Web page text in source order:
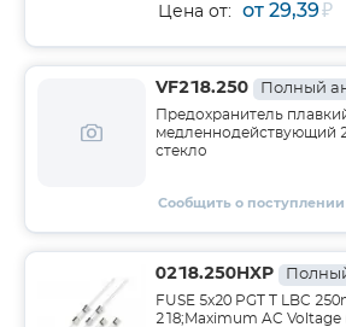
Цена от: от 29,39₽
VF218.250 Полный
Предохранитель
медленнодействующий
стекло
Сообщить о поступлении
0218.250HXP
FUSE 5x20 PGT T LBC
218;Maximum AC Voltage